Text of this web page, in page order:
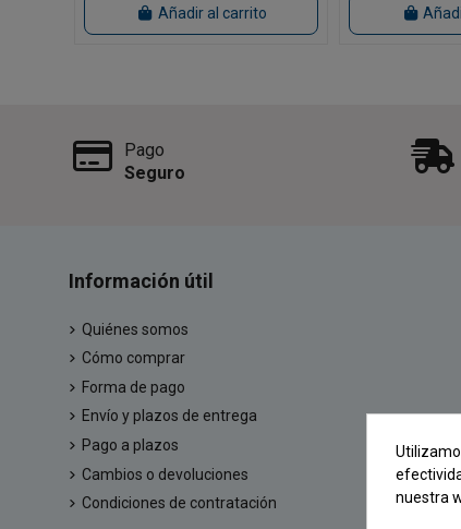
Añadir al carrito
Pago
Seguro
Información útil
Quiénes somos
Cómo comprar
Forma de pago
Envío y plazos de entrega
Pago a plazos
Cambios o devoluciones
Condiciones de contratación
nuestra